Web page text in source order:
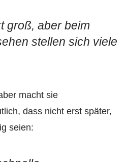
groß, aber beim
stellen sich viele
macht sie
dass nicht erst später,
seien: